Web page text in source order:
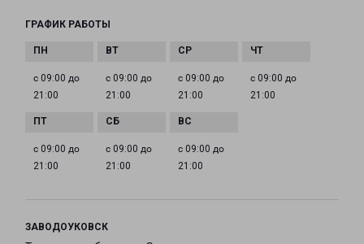
ГРАФИК РАБОТЫ
с 09:00 до
21:00
с 09:00 до
21:00
с 09:00 до
21:00
с 09:00 до
21:00
с 09:00 до
21:00
с 09:00 до
21:00
с 09:00 до
21:00
ЗАВОДОУКОВСК